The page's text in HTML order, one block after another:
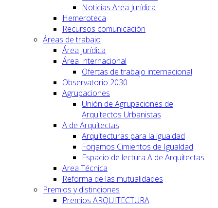
Noticias Area Jurídica
Hemeroteca
Recursos comunicación
Áreas de trabajo
Área Jurídica
Área Internacional
Ofertas de trabajo internacional
Observatorio 2030
Agrupaciones
Unión de Agrupaciones de
Arquitectos Urbanistas
A de Arquitectas
Arquitecturas para la igualdad
Forjamos Cimientos de Igualdad
Espacio de lectura A de Arquitectas
Area Técnica
Reforma de las mutualidades
Premios y distinciones
Premios ARQUITECTURA